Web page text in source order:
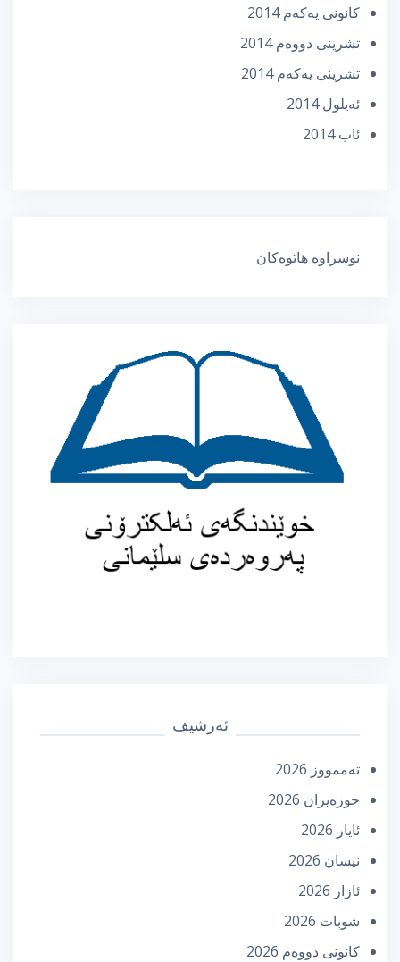
كانونی یه‌كه‌م 2014
تشرینی دووه‌م 2014
تشرینی یه‌كه‌م 2014
ئه‌یلول 2014
ئاب 2014
نوسراوە هاتوەکان
ئەرشیف
تەممووز 2026
حوزه‌یران 2026
ئایار 2026
نیسان 2026
ئازار 2026
شوبات 2026
كانونی دووه‌م 2026